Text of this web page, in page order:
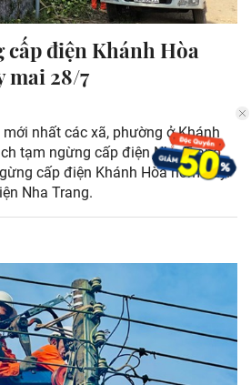
điện Khánh Hòa
mai 28/7
nhất các xã, phường ở Khánh
tạm ngừng cấp điện Nha Trang
cấp điện Khánh Hòa hôm nay.
Nha Trang.